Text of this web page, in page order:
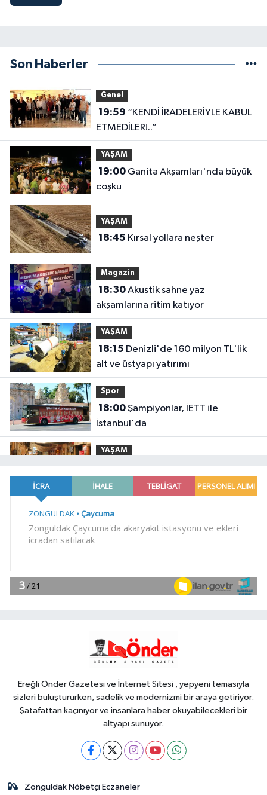
Son Haberler
Genel
19:59
ETMEDİLER!..”
YAŞAM
19:00Ganita Akşamları'nda büyük
coşku
YAŞAM
18:45 Kırsal yollara neşter
Magazin
18:30Akustik sahne yaz
akşamlarına ritim katıyor
YAŞAM
18:15
alt ve üstyapı yatırımı
Spor
18:00Şampiyonlar, İETT ile
İstanbul'da
YAŞAM
pazarı renk katıyor
17:30DAĞDER ve BUMEV'den
17:15
kritik ziyaret
Ereğli Önder Gazetesi ve İnternet Sitesi , yepyeni temasıyla
sizleri buluştururken, sadelik ve modernizmi bir araya getiriyor.
Şatafattan kaçınıyor ve insanlara haber okuyabilecekleri bir
altyapı sunuyor.
Zonguldak Nöbetçi Eczaneler